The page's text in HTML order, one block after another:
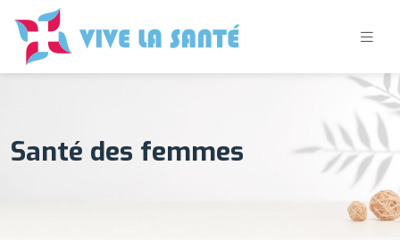
Santé des femmes